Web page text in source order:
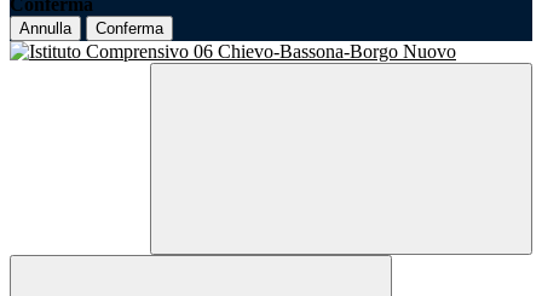
Conferma
Annulla Conferma